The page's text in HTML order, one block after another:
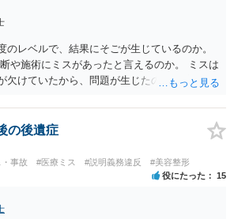
のレベルで、結果にそごが生じているのか。
や施術にミスがあったと言えるのか。 ミスは
欠けていたから、問題が生じたのか。 美容整
の後遺症
事故 #医療ミス #説明義務違反 #美容整形
役にたった 15